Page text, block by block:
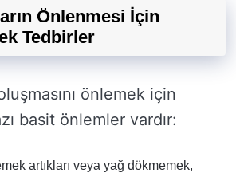
Önlenmesi İçin
Tedbirler
önlemek için
basit önlemler vardır:
artıkları veya yağ dökmemek,